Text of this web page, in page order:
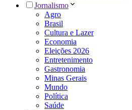
Jornalismo
Agro
Brasil
Cultura e Lazer
Economia
Eleições 2026
Entretenimento
Gastronomia
Minas Gerais
Mundo
Política
Saúde